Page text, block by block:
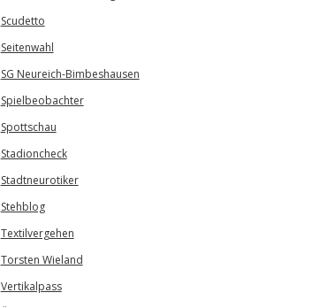
Scudetto
Seitenwahl
SG Neureich-Bimbeshausen
Spielbeobachter
Spottschau
Stadioncheck
Stadtneurotiker
Stehblog
Textilvergehen
Torsten Wieland
Vertikalpass